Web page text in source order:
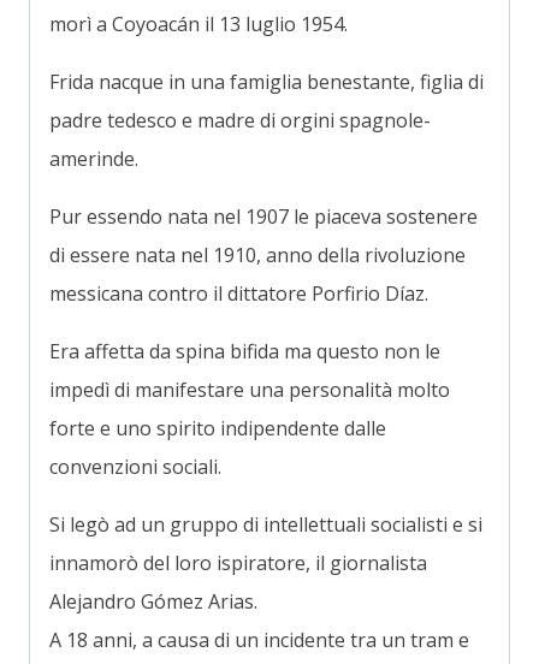
morì a Coyoacán il 13 luglio 1954.
Frida nacque in una famiglia benestante, figlia di
padre tedesco e madre di orgini spagnole-
amerinde.
Pur essendo nata nel 1907 le piaceva sostenere
di essere nata nel 1910, anno della rivoluzione
messicana contro il dittatore Porfirio Díaz.
Era affetta da spina bifida ma questo non le
impedì di manifestare una personalità molto
forte e uno spirito indipendente dalle
convenzioni sociali.
Si legò ad un gruppo di intellettuali socialisti e si
innamorò del loro ispiratore, il giornalista
Alejandro Gómez Arias.
A 18 anni, a causa di un incidente tra un tram e